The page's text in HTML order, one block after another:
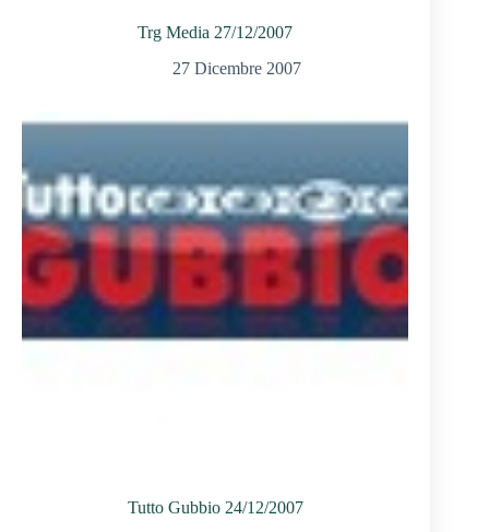
Trg Media 27/12/2007
27 Dicembre 2007
Tutto Gubbio 24/12/2007